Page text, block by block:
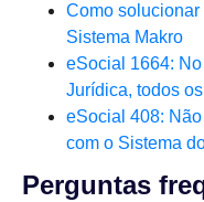
Como
Sistema Makro
eSocial 1664:
Jurídica, todos
eSocial 408:
com o Sistema
Perguntas